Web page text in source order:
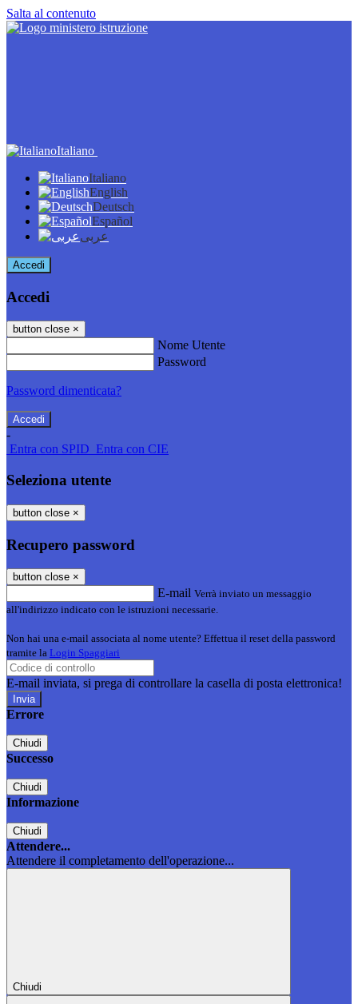
Salta al contenuto
Italiano
Italiano
English
Deutsch
Español
عربى
Accedi
Accedi
button close ×
Nome Utente
Password
Password dimenticata?
-
Entra con SPID Entra con CIE
Seleziona utente
button close ×
Recupero password
button close ×
E-mail Verrà inviato un messaggio
all'indirizzo indicato con le istruzioni necessarie.
Non hai una e-mail associata al nome utente? Effettua il reset della password
tramite la Login Spaggiari
E-mail inviata, si prega di controllare la casella di posta elettronica!
Errore
Chiudi
Successo
Chiudi
Informazione
Chiudi
Attendere...
Attendere il completamento dell'operazione...
Chiudi